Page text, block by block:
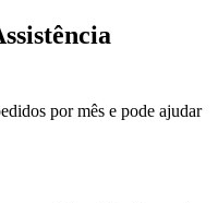
por mês e pode ajudar